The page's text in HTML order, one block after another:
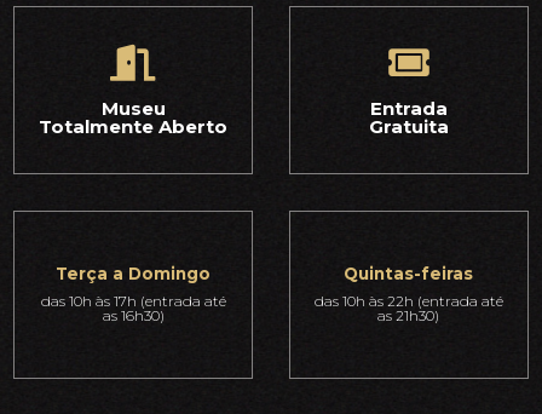
Museu
Totalmente Aberto
Entrada
Gratuita
Terça a Domingo
das 10h às 17h (entrada até
as 16h30)
Quintas-feiras
das 10h às 22h (entrada até
as 21h30)